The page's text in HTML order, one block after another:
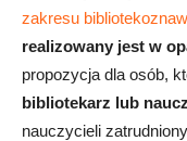
zakresu
realizowany jest w
propozycja dla osób,
bibliotekarz lub
nauczycieli